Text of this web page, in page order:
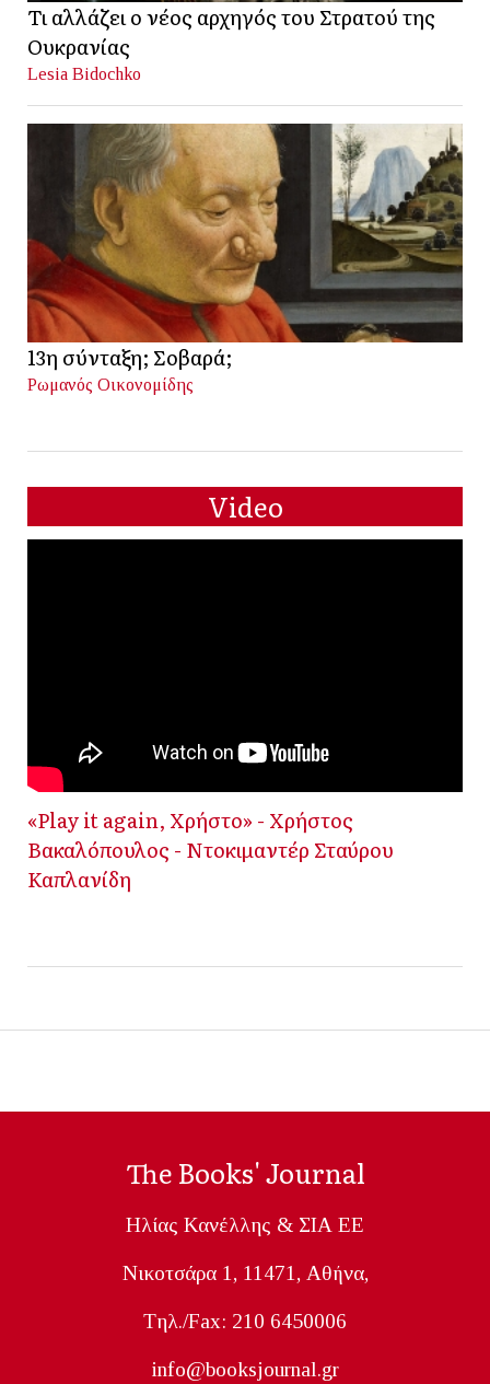
Τι αλλάζει ο νέος αρχηγός του Στρατού της
Ουκρανίας
Lesia Bidochko
13η σύνταξη; Σοβαρά;
Ρωμανός Οικονομίδης
Video
«Play it again, Χρήστο» - Χρήστος
Βακαλόπουλος - Ντοκιμαντέρ Σταύρου
Καπλανίδη
The Books' Journal
Ηλίας Κανέλλης & ΣΙΑ ΕΕ
Nικοτσάρα 1, 11471, Aθήνα,
Tηλ./Fax: 210 6450006
info@booksjournal.gr